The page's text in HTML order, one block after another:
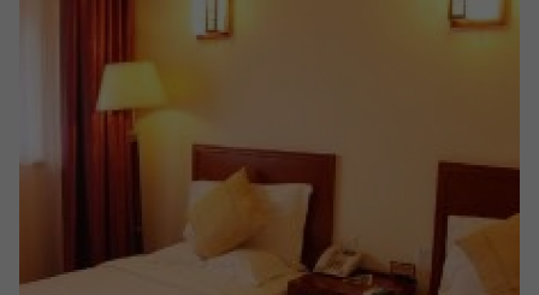
Cruzeiros
Promoções
Cheque Viagem